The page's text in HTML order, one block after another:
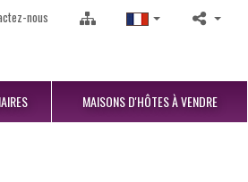
nous
MAISONS D'HÔTESÀ VENDRE